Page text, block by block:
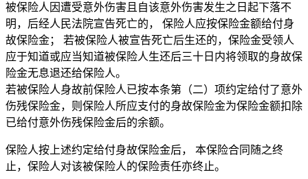
被保险人因遭受意外伤害且自该意外伤害发生之日起下落不
明，后经人民法院宣告死亡的， 保险人应按保险金额给付身
故保险金； 若被保险人被宣告死亡后生还的，保险金受领人
应于知道或应当知道被保险人生还后三十日内将领取的身故保
险金无息退还给保险人。
若被保险人身故前保险人已按本条第（二）项约定给付了意外
伤残保险金，则保险人所应支付的身故保险金为保险金额扣除
已给付意外伤残保险金后的余额。
保险人按上述约定给付身故保险金后， 本保险合同随之终
止，保险人对该被保险人的保险责任亦终止。